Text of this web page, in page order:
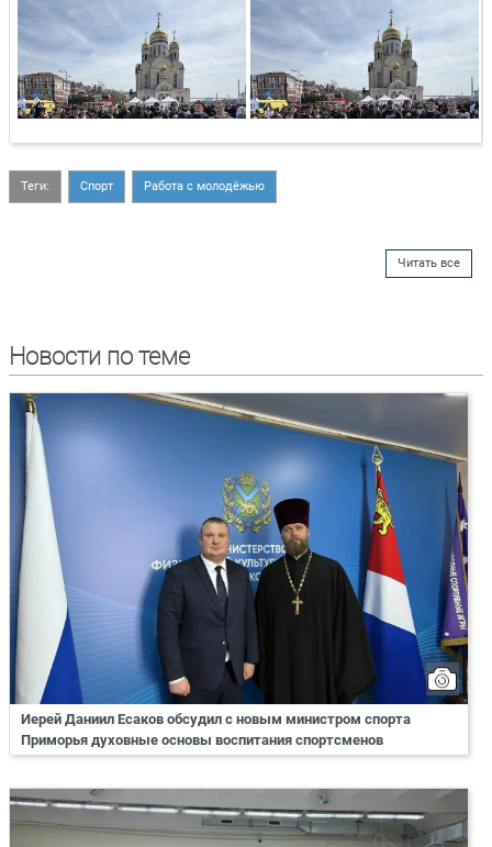
Теги: Спорт Работа с молодёжью
Читать все
Новости по теме
Иерей Даниил Есаков обсудил с новым министром спорта
Приморья духовные основы воспитания спортсменов